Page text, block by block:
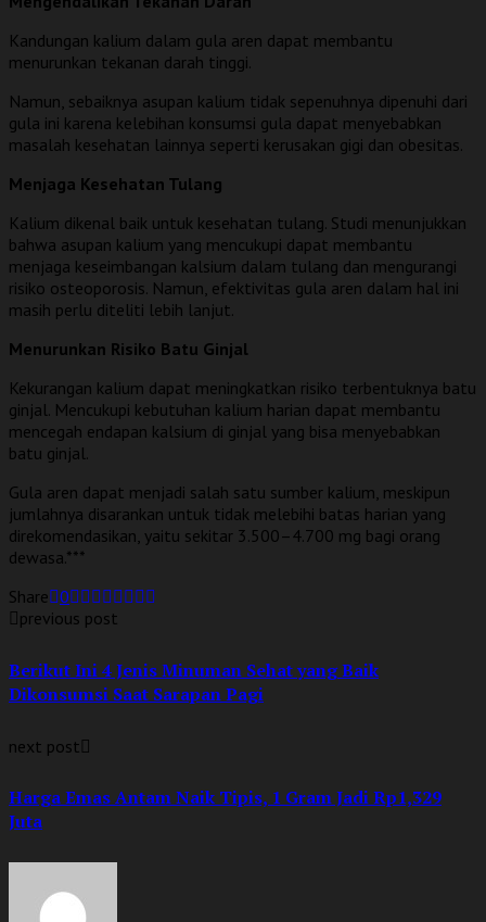
Kandungan kalium dalam gula aren dapat membantu
menurunkan tekanan darah tinggi.
Namun, sebaiknya asupan kalium tidak sepenuhnya dipenuhi dari
gula ini karena kelebihan konsumsi gula dapat menyebabkan
masalah kesehatan lainnya seperti kerusakan gigi dan obesitas.
Menjaga Kesehatan Tulang
Kalium dikenal baik untuk kesehatan tulang. Studi menunjukkan
bahwa asupan kalium yang mencukupi dapat membantu
menjaga keseimbangan kalsium dalam tulang dan mengurangi
risiko osteoporosis. Namun, efektivitas gula aren dalam hal ini
masih perlu diteliti lebih lanjut.
Menurunkan Risiko Batu Ginjal
Kekurangan kalium dapat meningkatkan risiko terbentuknya batu
ginjal. Mencukupi kebutuhan kalium harian dapat membantu
mencegah endapan kalsium di ginjal yang bisa menyebabkan
batu ginjal.
Gula aren dapat menjadi salah satu sumber kalium, meskipun
jumlahnya disarankan untuk tidak melebihi batas harian yang
direkomendasikan, yaitu sekitar 3.500–4.700 mg bagi orang
dewasa.***
Share 0
previous post
Berikut Ini 4 Jenis Minuman Sehat yang Baik
Dikonsumsi Saat Sarapan Pagi
next post
Harga Emas Antam Naik Tipis, 1 Gram Jadi Rp1,329
Juta